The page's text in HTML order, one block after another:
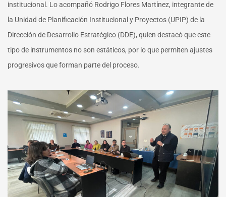
institucional. Lo acompañó Rodrigo Flores Martínez, integrante de
la Unidad de Planificación Institucional y Proyectos (UPIP) de la
Dirección de Desarrollo Estratégico (DDE), quien destacó que este
tipo de instrumentos no son estáticos, por lo que permiten ajustes
progresivos que forman parte del proceso.